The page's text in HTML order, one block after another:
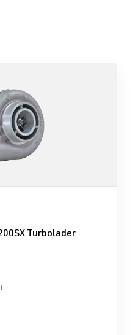
von 0 von 5 Sternen
Turbolader